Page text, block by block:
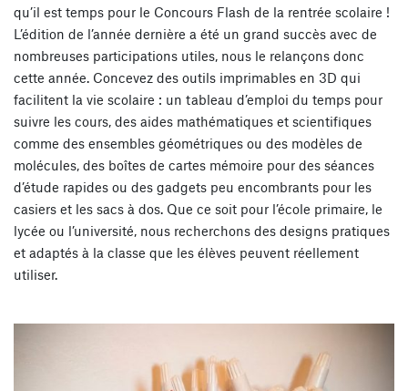
qu’il est temps pour le Concours Flash de la rentrée scolaire !
L’édition de l’année dernière a été un grand succès avec de
nombreuses participations utiles, nous le relançons donc
cette année. Concevez des outils imprimables en 3D qui
facilitent la vie scolaire : un tableau d’emploi du temps pour
suivre les cours, des aides mathématiques et scientifiques
comme des ensembles géométriques ou des modèles de
molécules, des boîtes de cartes mémoire pour des séances
d’étude rapides ou des gadgets peu encombrants pour les
casiers et les sacs à dos. Que ce soit pour l’école primaire, le
lycée ou l’université, nous recherchons des designs pratiques
et adaptés à la classe que les élèves peuvent réellement
utiliser.